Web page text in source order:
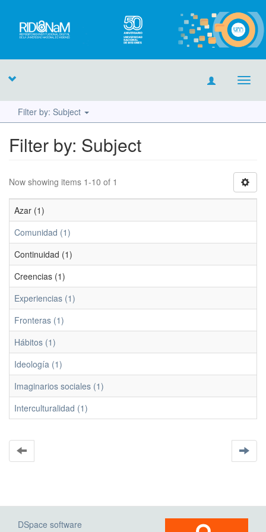
Filter by: Subject
Filter by: Subject
Now showing items 1-10 of 1
Azar (1)
Comunidad (1)
Continuidad (1)
Creencias (1)
Experiencias (1)
Fronteras (1)
Hábitos (1)
Ideología (1)
Imaginarios sociales (1)
Interculturalidad (1)
DSpace software